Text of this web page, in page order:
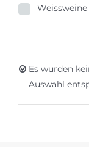
Es wurden
Auswahl
Weissweine